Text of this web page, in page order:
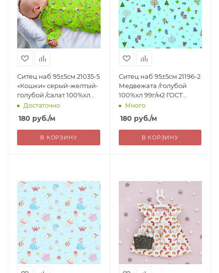
Ситец наб 95±5см 21035-5
«Кошки» серый-желтый-
голубой /салат 100%хл
99г/м2 ГОСТ РОССИЯ
Достаточно
180 руб./м
В КОРЗИНУ
Ситец наб 95±5см 21196-2
Медвежата /голубой
100%хл 99г/м2 ГОСТ
РОССИЯ 180=
Много
180 руб./м
В КОРЗИНУ